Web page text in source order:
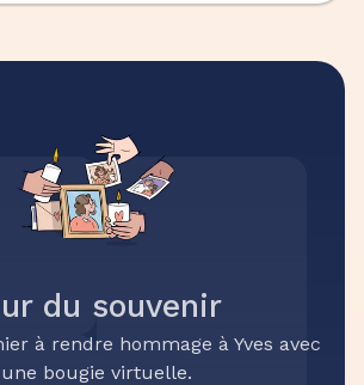
du souvenir
à rendre hommage à Yves avec
une bougie virtuelle.